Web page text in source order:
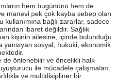
hem bugününü hem de
manevi pek çok kayba sebep olan
bağlı zararlar, sadece
ibaret değildir. Sağlık
kişinin ailesine, içinde bulunduğu
yansıyan sosyal, hukuki, ekonomik
de önlenebilir ve öncelikli halk
ile mücadele çalışmaları,
ve multidisipliner bir